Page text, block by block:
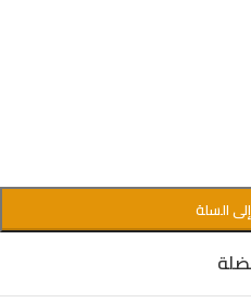
السلة